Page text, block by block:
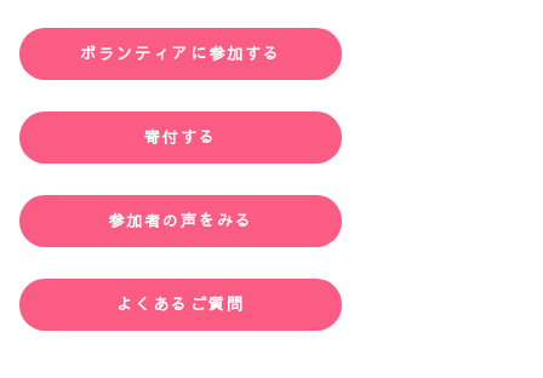
ボランティアに参加する
寄付する
参加者の声をみる
よくあるご質問